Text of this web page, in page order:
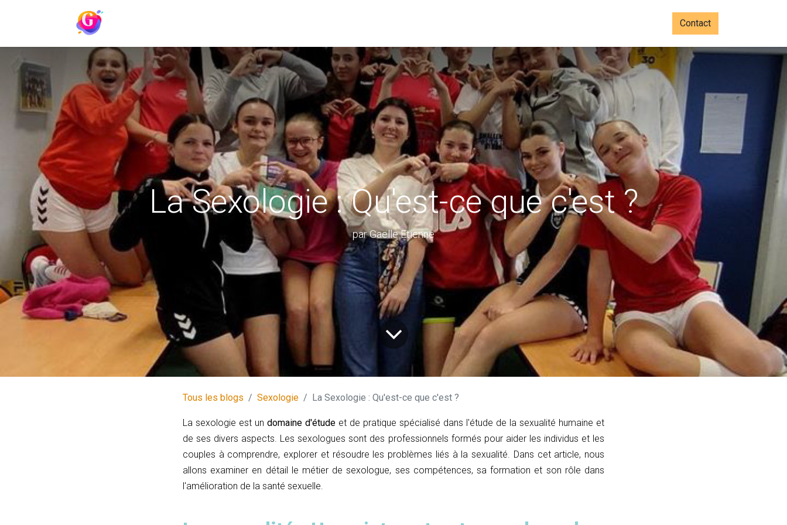
Contact
La Sexologie : Qu'est-ce que c'est ?
par Gaëlle Etienne
Tous les blogs Sexologie La Sexologie : Qu'est-ce que c'est ?
La sexologie est un domaine d'étude et de pratique spécialisé dans l'étude de la sexualité humaine et
de ses divers aspects. Les sexologues sont des professionnels formés pour aider les individus et les
couples à comprendre, explorer et résoudre les problèmes liés à la sexualité. Dans cet article, nous
allons examiner en détail le métier de sexologue, ses compétences, sa formation et son rôle dans
l'amélioration de la santé sexuelle.